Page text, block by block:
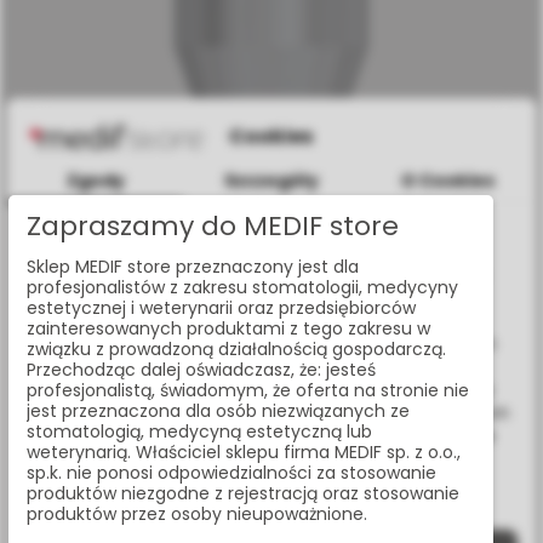
ŚRUBA GOJĄCA, ŚR. 4,8 MM, WYS. 4 MM, DO
IMPLANTÓW SEVEN/M4, SP
MH-A4375
Cookies
Zgody Szczegóły O Cookies
Informacje dotyczące plików cookies
W celu świadczenia usług na najwyższym poziomie strona
www.medif.store korzysta z plików cookie (ciasteczek).
Wykorzystujemy również pliki cookie stron trzecich w celu
ulepszenia naszych usług, analizy oraz wyświetlania reklam
związanych z Twoimi preferencjami na podstawie analizy
Twoich zachowań podczas nawigacji. Korzystając z witryny
bez zmiany ustawień w przeglądarce, wyrażasz zgodę na ich
wykorzystanie przez nas. Wszystkie pliki będą umieszczone
na Twoim urządzeniu końcowym. W każdym momencie
możesz zmienić lub wycofać zgodę.
Zapraszamy do MEDIF store
Sklep MEDIF store przeznaczony jest dla
profesjonalistów z zakresu stomatologii, medycyny
estetycznej i weterynarii oraz przedsiębiorców
zainteresowanych produktami z tego zakresu w
związku z prowadzoną działalnością gospodarczą.
Przechodząc dalej oświadczasz, że: jesteś
profesjonalistą, świadomym, że oferta na stronie nie
jest przeznaczona dla osób niezwiązanych ze
stomatologią, medycyną estetyczną lub
weterynarią. Właściciel sklepu firma MEDIF sp. z o.o.,
sp.k. nie ponosi odpowiedzialności za stosowanie
produktów niezgodne z rejestracją oraz stosowanie
produktów przez osoby nieupoważnione.